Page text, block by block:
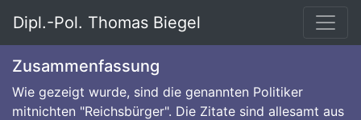
Dipl.-Pol. Thomas Biegel
Zusammenfassung
Wie gezeigt wurde, sind die genannten Politiker
mitnichten "Reichsbürger". Die Zitate sind allesamt aus